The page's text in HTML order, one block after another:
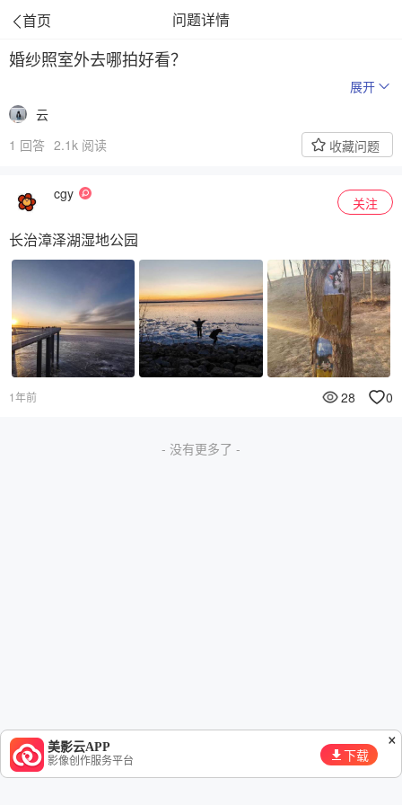
问题详情
婚纱照室外去哪拍好看？
云
1 回答 2.1k 阅读 收藏问题
cgy
关注
长治漳泽湖湿地公园
1年前 28 0
- 没有更多了 -
美影云APP
影像创作服务平台 下载
×